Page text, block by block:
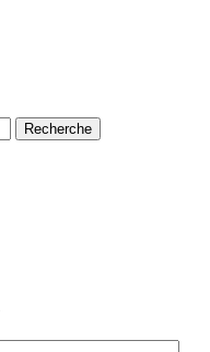
Recherche